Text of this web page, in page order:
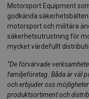
Motorsport Equipment
godkända
motorsport och militära
säkerhetsutrustning för
mycket värdefullt
”De förvärvade
familjeföretag. Båda är väl
och erbjuder oss
produktsortiment och